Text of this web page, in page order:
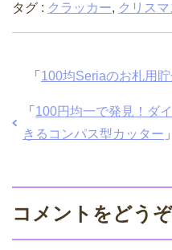
タグ : クラッカー, クリス
「 100均Seriaのお札用
「 100円均一で発見！ダ
きるコンパス型カッター 」
コメントをどうぞ